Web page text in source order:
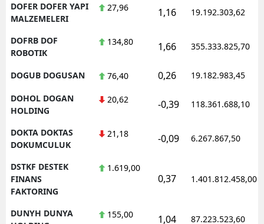
DOFER DOFER YAPI
MALZEMELERI
27,96 1,16 19.192.303,62
DOFRB DOF
ROBOTIK
134,80 1,66 355.333.825,70
DOGUB DOGUSAN 76,40 0,26 19.182.983,45
DOHOL DOGAN
HOLDING
20,62 -0,39 118.361.688,10
DOKTA DOKTAS
DOKUMCULUK
21,18 -0,09 6.267.867,50
DSTKF DESTEK
FINANS
FAKTORING
1.619,00
0,37 1.401.812.458,00
DUNYH DUNYA
155,00 1,04 87.223.523,60